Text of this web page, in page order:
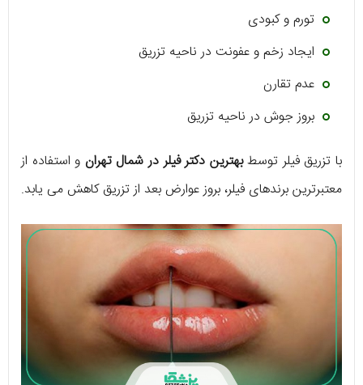
تورم و کبودی
ایجاد زخم و عفونت در ناحیه تزریق
عدم تقارن
بروز جوش در ناحیه تزریق
با تزریق فیلر توسطبهترین دکتر فیلر در شمال تهران و استفاده از
معتبرترین برندهای فیلر، بروز عوارض بعد از تزریق کاهش می یابد.